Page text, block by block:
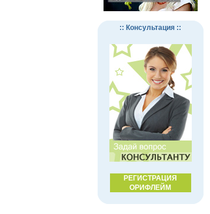
:: Консультация ::
РЕГИСТРАЦИЯ
ОРИФЛЕЙМ